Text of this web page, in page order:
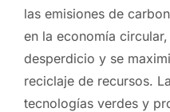
las emisiones de
en la economía
desperdicio y se
reciclaje de recursos.
tecnologías verdes y